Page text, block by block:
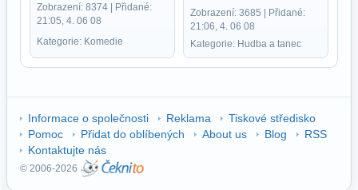
Zobrazení: 8374 | Přidané:
21:05, 4. 06 08
Kategorie: Komedie
Zobrazení: 3685 | Přidané:
21:06, 4. 06 08
Kategorie: Hudba a tanec
Informace o společnosti Reklama
Tiskové středisko
Pomoc
Přidat do oblíbených About us Blog
RSS
Kontaktujte nás
© 2006-2026